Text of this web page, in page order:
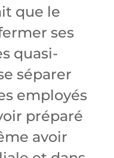
que le
ses
quasi-
séparer
employés
préparé
avoir